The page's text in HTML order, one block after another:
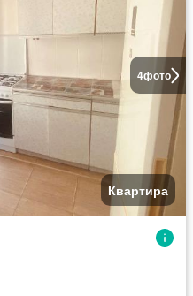
4фото
Квартира